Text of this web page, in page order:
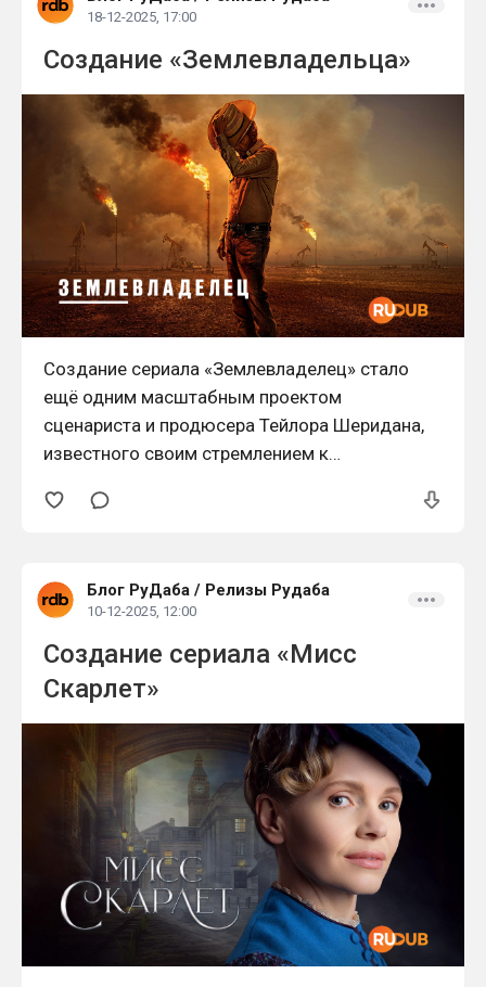
18-12-2025, 17:00
Создание «Землевладельца»
Создание сериала «Землевладелец» стало
ещё одним масштабным проектом
сценариста и продюсера Тейлора Шеридана,
известного своим стремлением к
подтексту. Идея сериала родилась на основе
которые стоят между корпорациями и
владельцами земли.
Блог РуДаба / Релизы Рудаба
10-12-2025, 12:00
Создание сериала «Мисс
Скарлет»